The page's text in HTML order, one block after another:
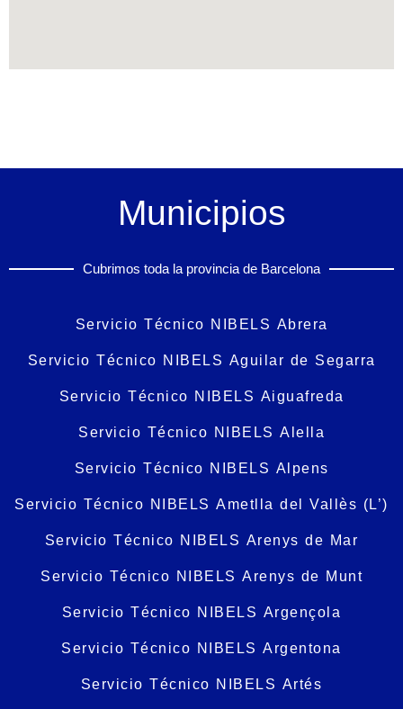
Municipios
Cubrimos toda la provincia de Barcelona
Servicio Técnico NIBELS Abrera
Servicio Técnico NIBELS Aguilar de Segarra
Servicio Técnico NIBELS Aiguafreda
Servicio Técnico NIBELS Alella
Servicio Técnico NIBELS Alpens
Servicio Técnico NIBELS Ametlla del Vallès (L’)
Servicio Técnico NIBELS Arenys de Mar
Servicio Técnico NIBELS Arenys de Munt
Servicio Técnico NIBELS Argençola
Servicio Técnico NIBELS Argentona
Servicio Técnico NIBELS Artés